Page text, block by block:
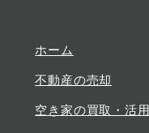
ホーム
不動産の売却
空き家の買取・活用